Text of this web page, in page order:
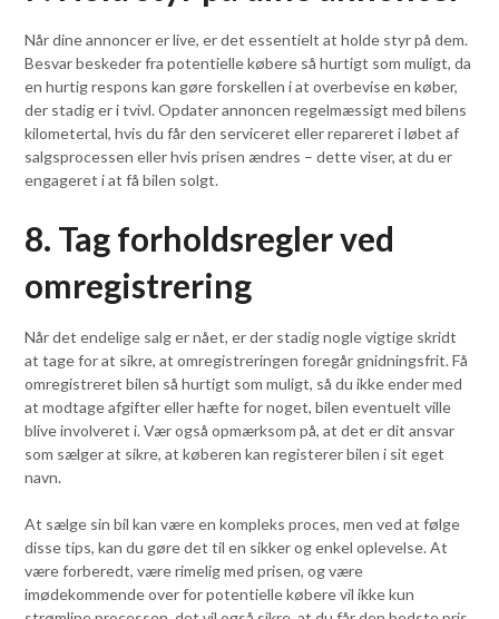
Når dine annoncer er live, er det essentielt at holde styr på dem.
Besvar beskeder fra potentielle købere så hurtigt som muligt, da
en hurtig respons kan gøre forskellen i at overbevise en køber,
der stadig er i tvivl. Opdater annoncen regelmæssigt med bilens
kilometertal, hvis du får den serviceret eller repareret i løbet af
salgsprocessen eller hvis prisen ændres – dette viser, at du er
engageret i at få bilen solgt.
8. Tag forholdsregler ved
omregistrering
Når det endelige salg er nået, er der stadig nogle vigtige skridt
at tage for at sikre, at omregistreringen foregår gnidningsfrit. Få
omregistreret bilen så hurtigt som muligt, så du ikke ender med
at modtage afgifter eller hæfte for noget, bilen eventuelt ville
blive involveret i. Vær også opmærksom på, at det er dit ansvar
som sælger at sikre, at køberen kan registerer bilen i sit eget
navn.
At sælge sin bil kan være en kompleks proces, men ved at følge
disse tips, kan du gøre det til en sikker og enkel oplevelse. At
være forberedt, være rimelig med prisen, og være
imødekommende over for potentielle købere vil ikke kun